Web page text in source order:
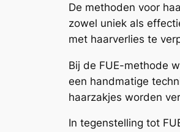
De methoden voor
zowel uniek als
met haarverlies te
Bij de FUE-methode
een handmatige
haarzakjes worden
In tegenstelling tot